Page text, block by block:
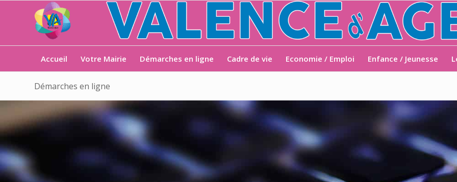
Accueil Votre Mairie Démarches en ligne Cadre de vie Economie / Emploi Enfance / Jeunesse
Démarches en ligne